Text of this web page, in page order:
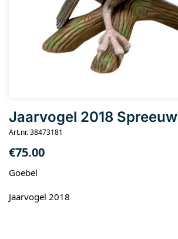
Jaarvogel 2018 Spreeuw
Art.nr. 38473181
€75.00
Goebel
Jaarvogel 2018